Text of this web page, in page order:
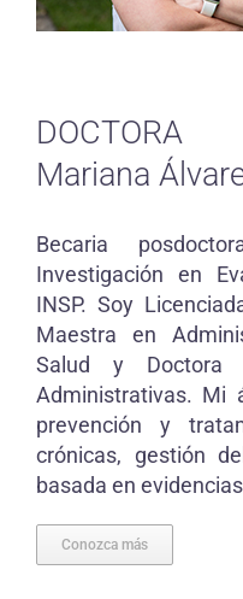
DOCTORA
Mariana
Becaria
Investigación en
INSP. Soy
Maestra en
Salud y Doctora
Administrativas. Mi
prevención y
crónicas, gestión
basada en
Conozca más